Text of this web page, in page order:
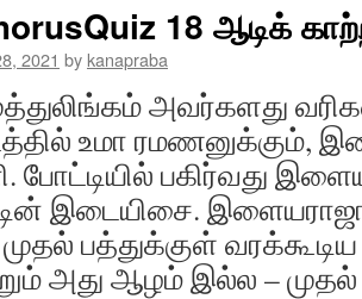
18 ஆடிக்
2021 by kanapraba
அவர்களது
உமா ரமணனுக்கும்,
போட்டியில் பகிர்வது
இடையிசை.
முதல் பத்துக்குள்
அது ஆழம் இல்ல –